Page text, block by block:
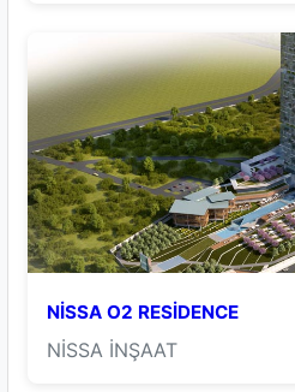
NİSSA O2 RESİDENCE
NİSSA İNŞAAT